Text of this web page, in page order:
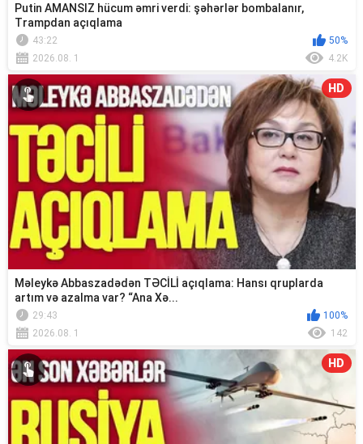
Putin AMANSIZ hücum əmri verdi: şəhərlər bombalanır,
Trampdan açıqlama
43:22
50%
2026.08. 1
4.2K
HD
Məleykə Abbaszadədən TƏCİLİ açıqlama: Hansı qruplarda
artım və azalma var? “Ana Xə...
29:43
100%
2026.08. 1
142
HD